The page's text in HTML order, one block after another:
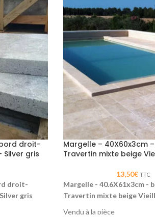
droit-
Silver gris
droit-
gris
Margelle – 40X60x3cm
Travertin mixte beige
13,50€ TTC
Margelle - 40.6X61x3cm -
Travertin mixte beige
Vendu à la pièce